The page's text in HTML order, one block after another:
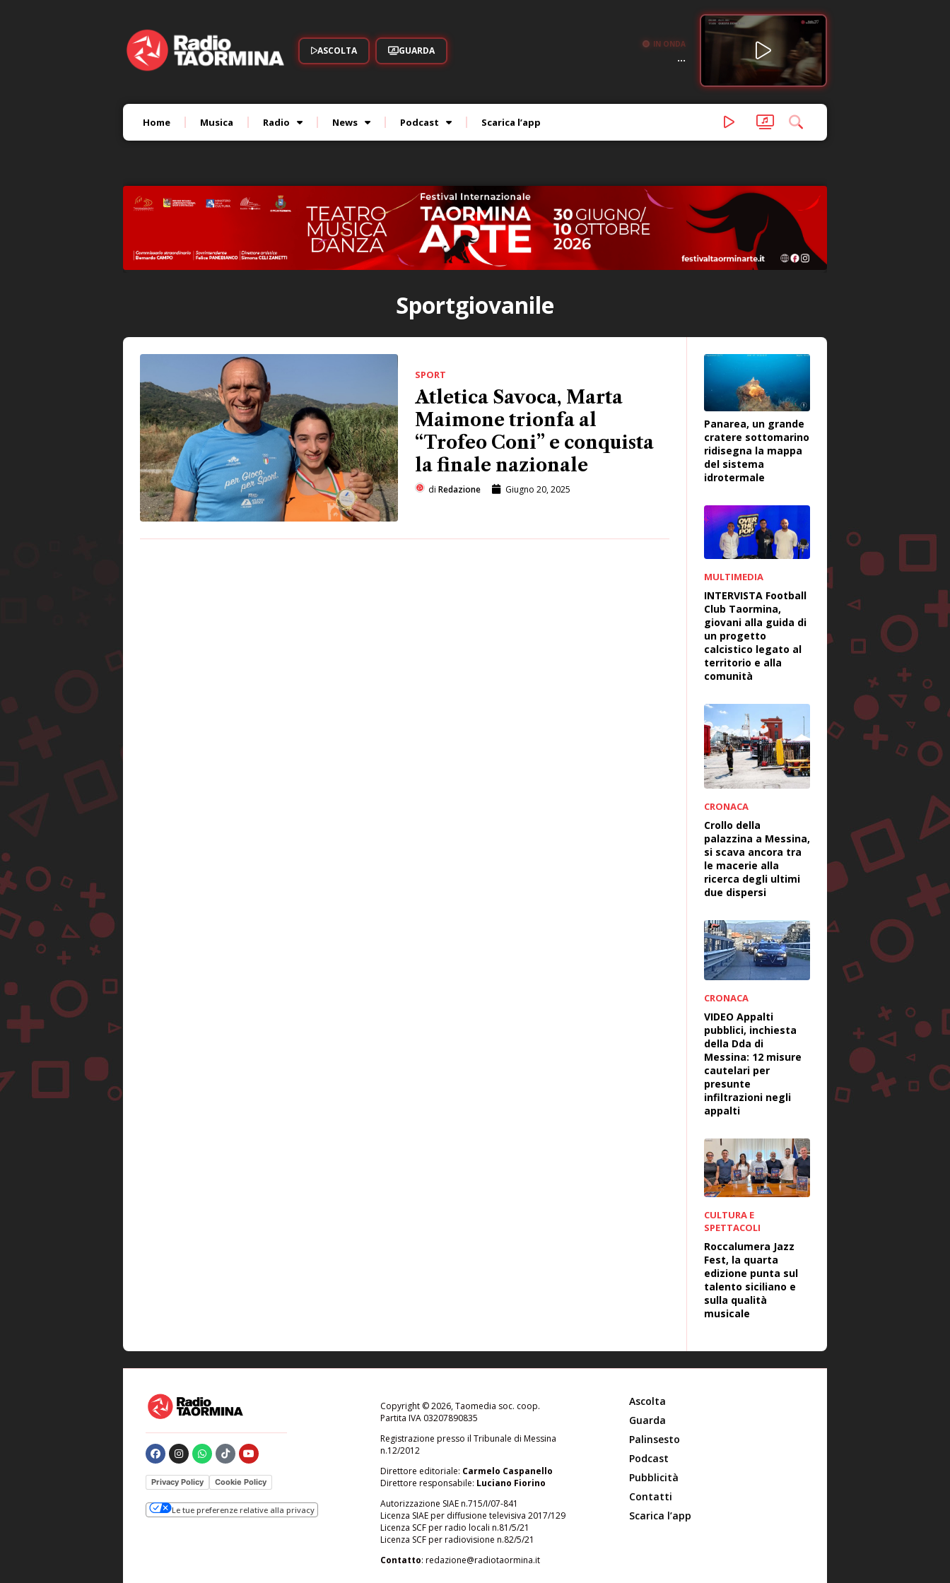
ASCOLTA GUARDA
IN ONDA
...
Home Musica Radio News Podcast Scarica l’app
Sportgiovanile
SPORT
Atletica Savoca, Marta
Maimone trionfa al
“Trofeo Coni” e conquista
la finale nazionale
di Redazione Giugno 20, 2025
Panarea, un grande
cratere sottomarino
ridisegna la mappa
del sistema
idrotermale
MULTIMEDIA
INTERVISTA Football
Club Taormina,
giovani alla guida di
un progetto
calcistico legato al
territorio e alla
comunità
CRONACA
Crollo della
palazzina a Messina,
si scava ancora tra
le macerie alla
ricerca degli ultimi
due dispersi
CRONACA
VIDEO Appalti
pubblici, inchiesta
della Dda di
Messina: 12 misure
cautelari per
presunte
infiltrazioni negli
appalti
CULTURA E
SPETTACOLI
Roccalumera Jazz
Fest, la quarta
edizione punta sul
talento siciliano e
sulla qualità
musicale
Privacy Policy Cookie Policy
Le tue preferenze relative alla privacy
Copyright © 2026, Taomedia soc. coop.
Partita IVA 03207890835
Registrazione presso il Tribunale di Messina
n.12/2012
Direttore editoriale: Carmelo Caspanello
Direttore responsabile: Luciano Fiorino
Autorizzazione SIAE n.715/I/07-841
Licenza SIAE per diffusione televisiva 2017/129
Licenza SCF per radio locali n.81/5/21
Licenza SCF per radiovisione n.82/5/21
Contatto: redazione@radiotaormina.it
Ascolta
Guarda
Palinsesto
Podcast
Pubblicità
Contatti
Scarica l’app